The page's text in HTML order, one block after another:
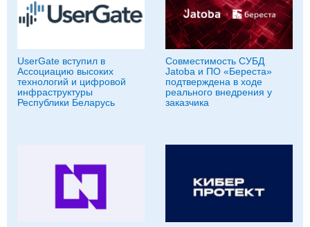
UserGate вступил в
Ассоциацию высоких
технологий и цифровой
инфраструктуры
Республики Беларусь
Совместимость СУБД
Jatoba и ПО «Береста»
подтверждена в ходе
реального внедрения у
заказчика